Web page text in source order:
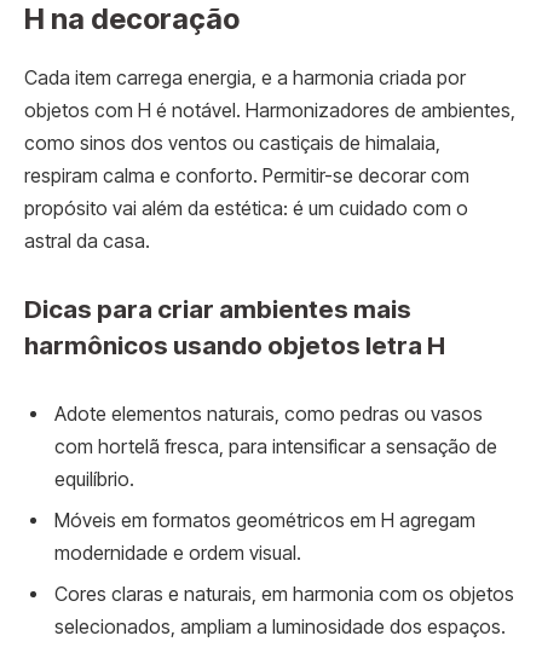
H na decoração
Cada item carrega energia, e a harmonia criada por
objetos com H é notável. Harmonizadores de ambientes,
como sinos dos ventos ou castiçais de himalaia,
respiram calma e conforto. Permitir-se decorar com
propósito vai além da estética: é um cuidado com o
astral da casa.
Dicas para criar ambientes mais
harmônicos usando objetos letra H
Adote elementos naturais, como pedras ou vasos
com hortelã fresca, para intensificar a sensação de
equilíbrio.
Móveis em formatos geométricos em H agregam
modernidade e ordem visual.
Cores claras e naturais, em harmonia com os objetos
selecionados, ampliam a luminosidade dos espaços.